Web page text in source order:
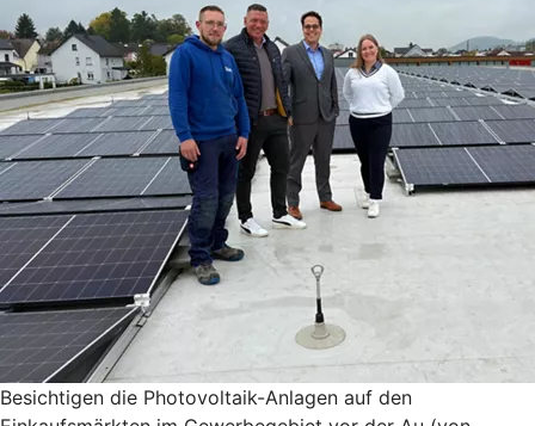
Besichtigen die Photovoltaik-Anlagen auf den